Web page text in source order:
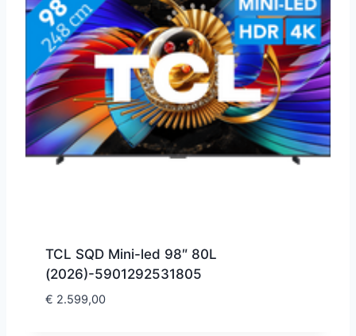
TCL SQD Mini-led 98″ 80L
(2026)-5901292531805
€ 2.599,00